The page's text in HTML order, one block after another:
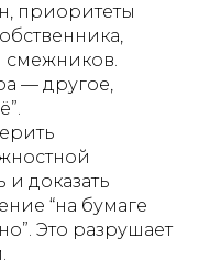
приоритеты
смежников.
— другое,
и доказать
“на бумаге
Это разрушает